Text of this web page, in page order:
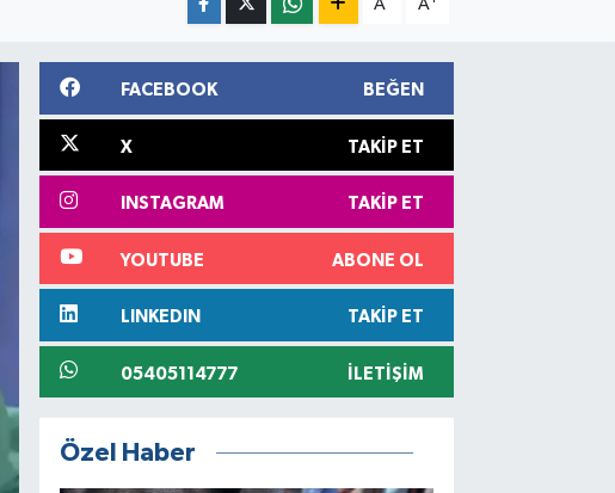
A A
FACEBOOK BEĞEN
X TAKIP ET
INSTAGRAM TAKIP ET
YOUTUBE ABONE OL
LINKEDIN TAKIP ET
05405114777 İLETIŞIM
Özel Haber